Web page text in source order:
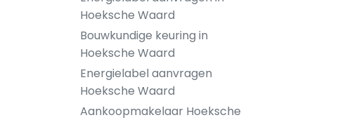
Hoeksche Waard
Bouwkundige keuring in
Hoeksche Waard
Energielabel aanvragen
Hoeksche Waard
Aankoopmakelaar Hoeksche